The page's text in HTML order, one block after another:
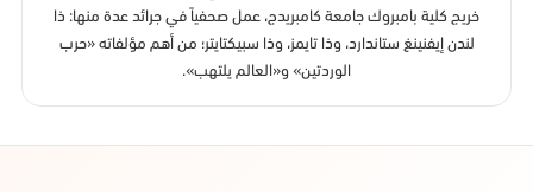
خريج كلية بامبروك جامعة كامبريدج، عمل صحفياً في جرائد عدة منها: ذا
لندن إيفنينغ ستاندارد، وذا تايمز، وذا سبيكتايتر؛ من أهم مؤلفاته «حرب
الوردتين» و«العالم يلتهب».